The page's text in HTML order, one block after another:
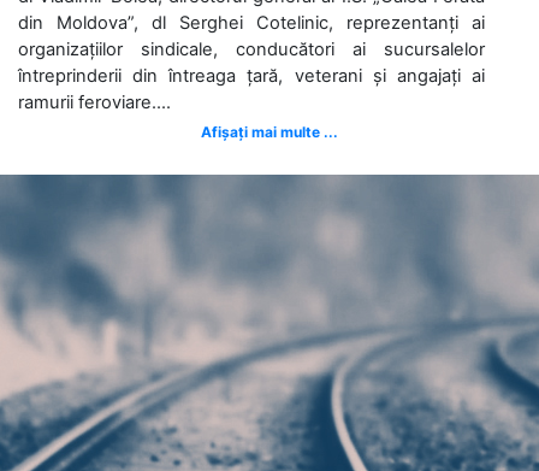
din Moldova”, dl Serghei Cotelinic, reprezentanți ai
organizațiilor sindicale, conducători ai sucursalelor
întreprinderii din întreaga țară, veterani și angajați ai
ramurii feroviare....
Afișați mai multe ...